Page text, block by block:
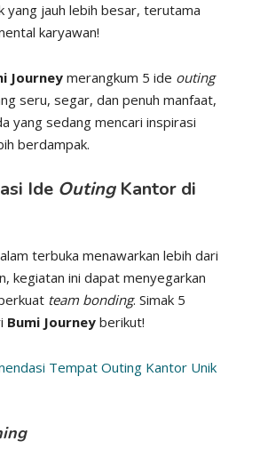
yang jauh lebih besar, terutama
karyawan!
Journey merangkum 5 ide outing
seru, segar, dan penuh manfaat,
yang sedang mencari inspirasi
berdampak.
Ide Outing Kantor di
terbuka menawarkan lebih dari
kegiatan ini dapat menyegarkan
team bonding. Simak 5
Bumi Journey berikut!
Tempat Outing Kantor Unik